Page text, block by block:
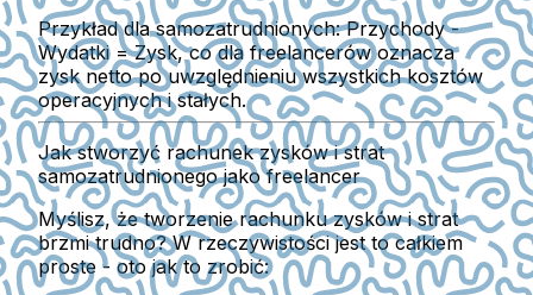
Przykład dla samozatrudnionych:Przychody -
Wydatki = Zysk, co dla freelancerów oznacza
zysk netto po uwzględnieniu wszystkich kosztów
operacyjnych i stałych.
Jak stworzyć rachunek zysków i strat
samozatrudnionego jako freelancer
Myślisz, że tworzenie rachunku zysków i strat
brzmi trudno? W rzeczywistości jest to całkiem
proste - oto jak to zrobić: